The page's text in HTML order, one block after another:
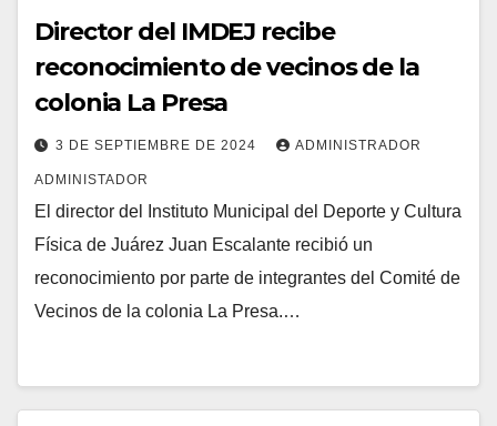
Director del IMDEJ recibe
reconocimiento de vecinos de la
colonia La Presa
3 DE SEPTIEMBRE DE 2024 ADMINISTRADOR
ADMINISTADOR
El director del Instituto Municipal del Deporte y Cultura
Física de Juárez Juan Escalante recibió un
reconocimiento por parte de integrantes del Comité de
Vecinos de la colonia La Presa.…